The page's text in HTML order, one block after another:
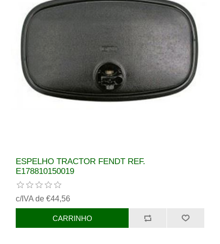
ESPELHO TRACTOR FENDT REF.
E178810150019
c/IVA de €44,56